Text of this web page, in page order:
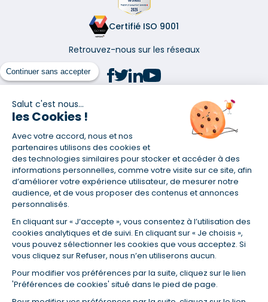
Continuer sans accepter
Salut c'est nous...
les Cookies !
Avec votre accord, nous et nos
partenaires utilisons des cookies et
des technologies similaires pour stocker et accéder à des
informations personnelles, comme votre visite sur ce site, afin
d’améliorer votre expérience utilisateur, de mesurer notre
audience, et de vous proposer des contenus et annonces
personnalisés.
En cliquant sur « J’accepte », vous consentez à l’utilisation des
cookies analytiques et de suivi. En cliquant sur « Je choisis »,
vous pouvez sélectionner les cookies que vous acceptez. Si
vous cliquez sur Refuser, nous n’en utiliserons aucun.
Pour modifier vos préférences par la suite, cliquez sur le lien
'Préférences de cookies' situé dans le pied de page.
Certifié ISO 9001
Retrouvez-nous sur les réseaux
(1) Taux fixe national hors assurance et selon votre profil
(2) Économie de 65 % pour l'assurance d'un prêt amortissable de 330
457,23 € à 0,90 % sur 19,5 ans, accordé à un salarié non cadre assuré à
100 % (décès, PTIA, IPP, ITT, IPP) âgé de 36 ans fumeur et une personne
salariée non cadre assurée à 100 % (décès, PTIA, IPP, ITT, IPP) âgée de 35
ans et non-fumeur, tous deux sans risque médical connu. Au
14/07/2019, coût de l'assurance proposée par la banque 179,08 €/mois
en moyenne contre 64,60 €/mois en moyenne au 14/07/2022 avec
Empruntis.com (TAEA : 0,44 %, coût total de l'assurance : 15 117,65 €).
(3) Taux minimum pour un crédit consommation d'un montant fixé entre
5 000 et 20 000 euros, selon profil et durée.
(4) La diminution du montant des mensualités entraîne l'allongement
de la durée de remboursement ainsi que la hausse du coût total du
(5) Banques de réseau, mutualistes, spécialisées, directions
régionales, organismes de crédit selon votre profil et votre demande.
Mutuelles, compagnies et courtiers d'assurances. Selon votre profil et